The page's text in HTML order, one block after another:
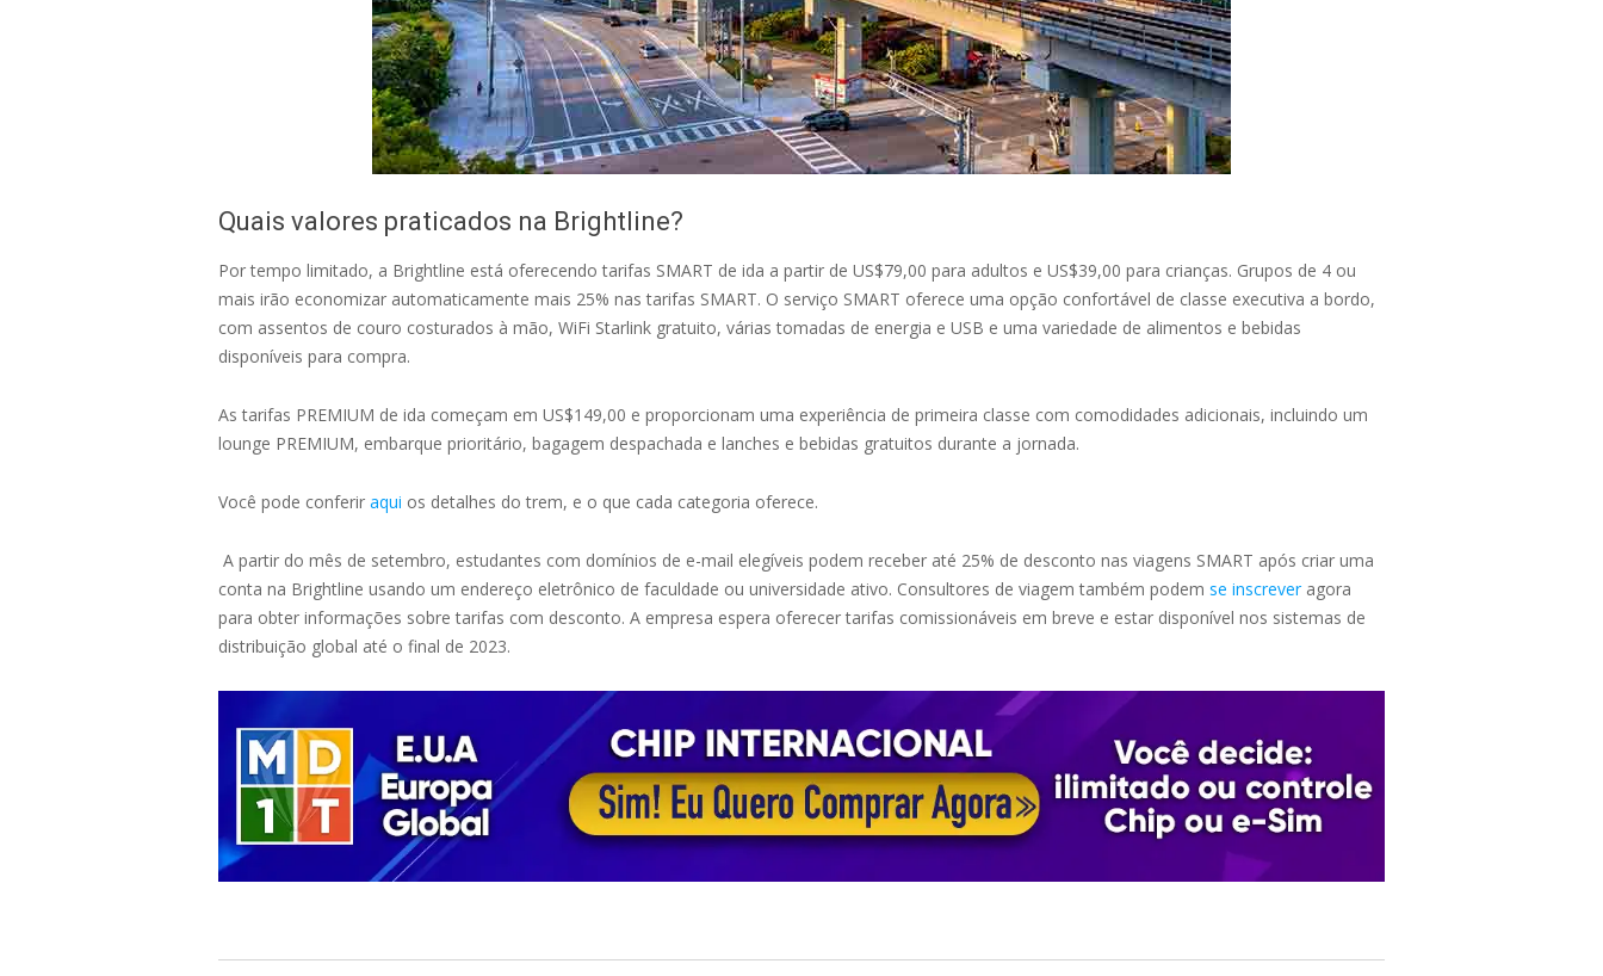
Quais valores praticados na Brightline?
Por tempo limitado, a Brightline está oferecendo tarifas SMART de ida a partir de US$79,00 para adultos e US$39,00 para crianças. Grupos de 4 ou
mais irão economizar automaticamente mais 25% nas tarifas SMART. O serviço SMART oferece uma opção confortável de classe executiva a bordo,
com assentos de couro costurados à mão, WiFi Starlink gratuito, várias tomadas de energia e USB e uma variedade de alimentos e bebidas
disponíveis para compra.
As tarifas PREMIUM de ida começam em US$149,00 e proporcionam uma experiência de primeira classe com comodidades adicionais, incluindo um
lounge PREMIUM, embarque prioritário, bagagem despachada e lanches e bebidas gratuitos durante a jornada.
Você pode conferir aqui os detalhes do trem, e o que cada categoria oferece.
A partir do mês de setembro, estudantes com domínios de e-mail elegíveis podem receber até 25% de desconto nas viagens SMART após criar uma
conta na Brightline usando um endereço eletrônico de faculdade ou universidade ativo. Consultores de viagem também podem se inscreveragora
para obter informações sobre tarifas com desconto. A empresa espera oferecer tarifas comissionáveis em breve e estar disponível nos sistemas de
distribuição global até o final de 2023.